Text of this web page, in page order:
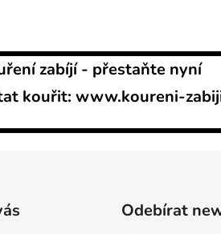
zabíjí - přestaňte nyní
kouřit: www.koureni-
Odebírat